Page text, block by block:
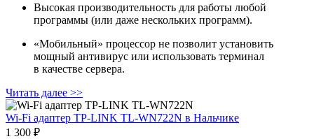
Высокая производительность для работы любой
программы (или даже нескольких программ).
«Мобильный» процессор не позволит установить
мощный антивирус или использовать терминал
в качестве сервера.
Читать далее >>
Wi-Fi адаптер TP-LINK TL-WN722N в Нальчике
1 300 ₽